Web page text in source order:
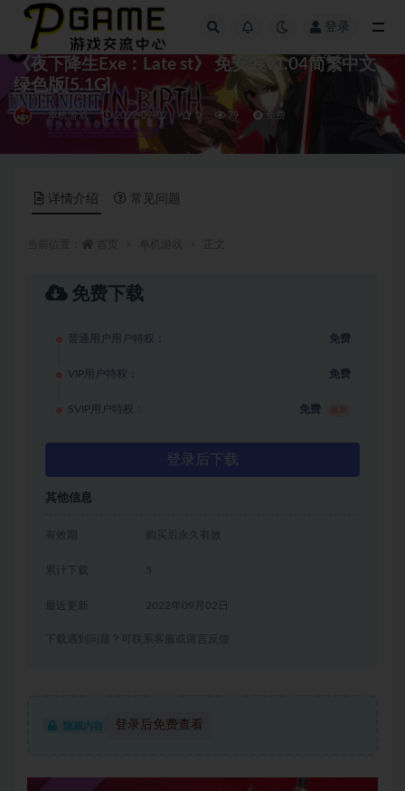
登录
《夜下降生Exe：Late st》 免安装v1.04简繁中文
绿色版[5.1G]
单机游戏 2022-09-02 0 79 免费
详情介绍 常见问题
免费下载
普通用户用户特权： 免费
VIP用户特权： 免费
SVIP用户特权： 免费
登录后下载
其他信息
有效期 购买后永久有效
累计下载 5
2022年09月02日
下载遇到问题？可联系客服或留言反馈
隐藏内容 登录后免费查看
全部